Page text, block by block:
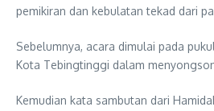
pemikiran dan kebulatan tekad dari
Sebelumnya, acara dimulai pada
Kota Tebingtinggi dalam
Kemudian kata sambutan dari